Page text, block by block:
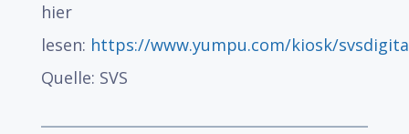
hier
lesen: https://www.yumpu.com/kiosk/
Quelle: SVS